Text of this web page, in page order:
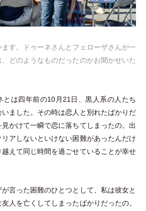
す。ドゥーネさんとフェローザさんが一
どのようなものだったのかお聞かせいた
とは四年前の10月21日、黒人系の人たち
ました。その時は恋人と別れたばかりだ
かけて一瞬で恋に落ちてしまったの。出
アしないといけない困難があったんだけ
えて同じ時間を過ごせていることが幸せ
が言った困難のひとつとして、私は彼女と
人を亡くしてしまったばかりだったの。